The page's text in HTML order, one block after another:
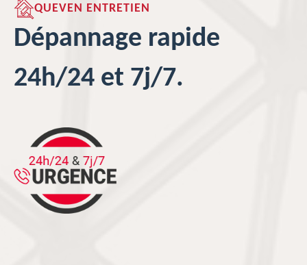
QUEVEN ENTRETIEN
Dépannage rapide
24h/24 et 7j/7.